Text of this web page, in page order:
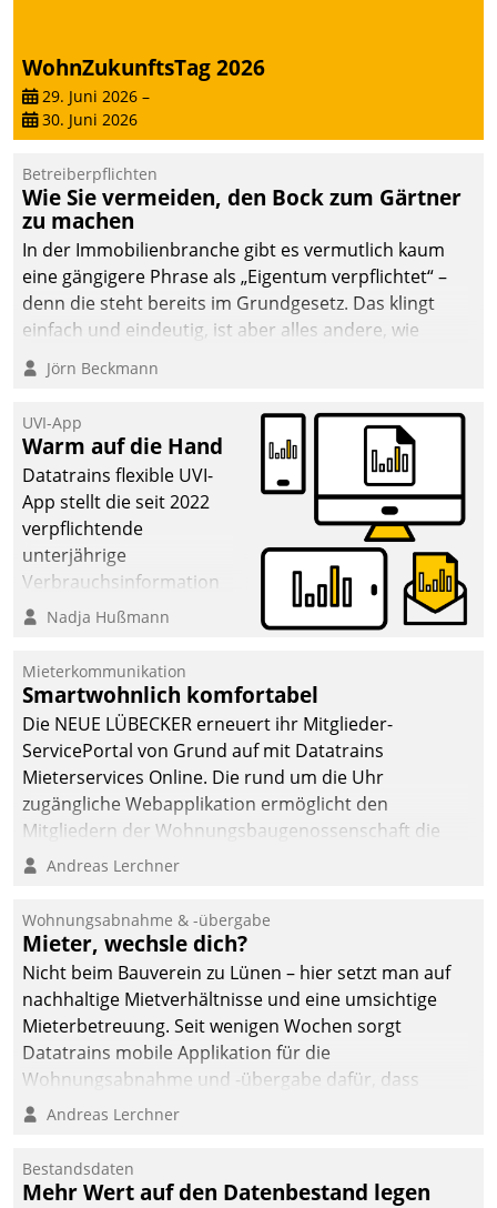
WohnZukunftsTag 2026
29. Juni 2026 –
30. Juni 2026
Betreiberpflichten
Wie Sie vermeiden, den Bock zum Gärtner
zu machen
In der Immobilienbranche gibt es vermutlich kaum
eine gängigere Phrase als „Eigentum verpflichtet“ –
denn die steht bereits im Grundgesetz. Das klingt
einfach und eindeutig, ist aber alles andere, wie
Branchenbeschäftigte wissen. Denn mit der
Verantwortung folgen Verpflichtungen.
Jörn Beckmann
UVI-App
Warm auf die Hand
Datatrains flexible UVI-
App stellt die seit 2022
verpflichtende
unterjährige
Verbrauchsinformation
schnell, zuverlässig und
Die monatlichen
Mitteilungen zum
Heizungs- und
Wasserverbrauch gehen
automatisiert, vollständig
und auf Wunsch über
mehrere zuvor
Kommunikationswege bei
Nadja Hußmann
Mieterkommunikation
Smartwohnlich komfortabel
Die NEUE LÜBECKER erneuert ihr Mitglieder-
ServicePortal von Grund auf mit Datatrains
Mieterservices Online. Die rund um die Uhr
zugängliche Webapplikation ermöglicht den
Mitgliedern der Wohnungs­bau­genossenschaft die
Kontaktaufnahme per Smartphone, Tablet oder PC.
Andreas Lerchner
Wohnungsabnahme & -übergabe
Mieter, wechsle dich?
Nicht beim Bauverein zu Lünen – hier setzt man auf
nachhaltige Mietverhältnisse und eine umsichtige
Mieterbetreuung. Seit wenigen Wochen sorgt
Datatrains mobile Applikation für die
Wohnungsabnahme und -übergabe dafür, dass
Mieter wohlgeordnet kommen und, so es sein muss,
Andreas Lerchner
Bestandsdaten
Mehr Wert auf den Datenbestand legen